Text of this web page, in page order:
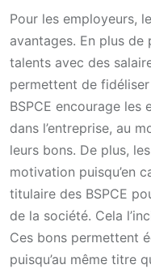
Pour les employeurs,
avantages. En plus
talents avec des
permettent de
BSPCE encourage
dans l’entreprise, au
leurs bons. De plus,
motivation puisqu’en
titulaire des BSPCE
de la société. Cela
Ces bons permettent
puisqu’au même titre